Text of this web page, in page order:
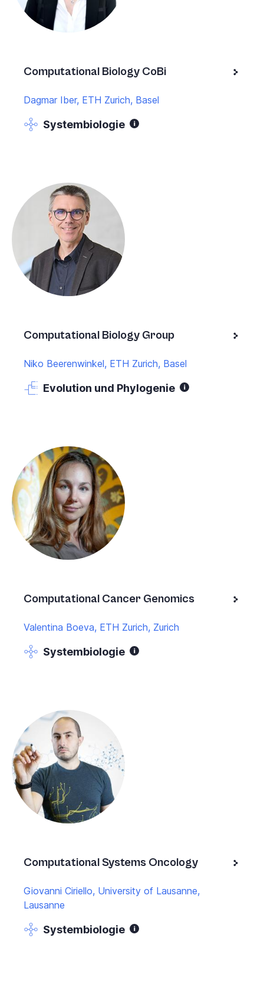
Computational Biology CoBi
Dagmar Iber, ETH Zurich, Basel
Systembiologie
Computational Biology Group
Niko Beerenwinkel, ETH Zurich, Basel
Evolution und Phylogenie
Computational Cancer Genomics
Valentina Boeva, ETH Zurich, Zurich
Systembiologie
Computational Systems Oncology
Giovanni Ciriello, University of Lausanne,
Lausanne
Systembiologie